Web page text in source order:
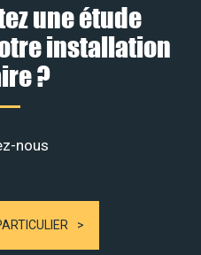
une étude
installation
?
nous